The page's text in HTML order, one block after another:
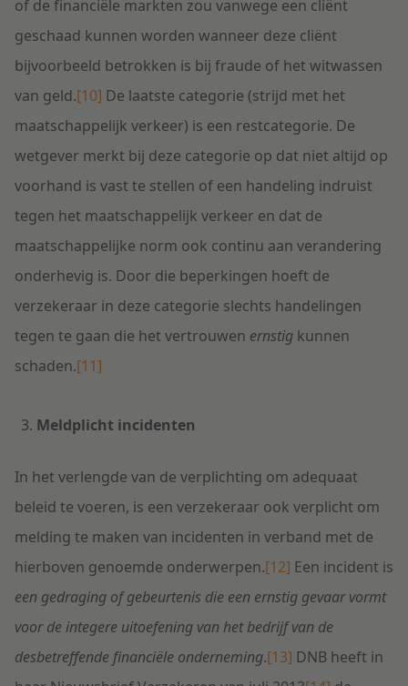
of de financiële markten zou vanwege een cliënt
geschaad kunnen worden wanneer deze cliënt
bijvoorbeeld betrokken is bij fraude of het witwassen
van geld.[10] De laatste categorie (strijd met het
maatschappelijk verkeer) is een restcategorie. De
wetgever merkt bij deze categorie op dat niet altijd op
voorhand is vast te stellen of een handeling indruist
tegen het maatschappelijk verkeer en dat de
maatschappelijke norm ook continu aan verandering
onderhevig is. Door die beperkingen hoeft de
verzekeraar in deze categorie slechts handelingen
tegen te gaan die het vertrouwen ernstig kunnen
schaden.[11]
Meldplicht incidenten
In het verlengde van de verplichting om adequaat
beleid te voeren, is een verzekeraar ook verplicht om
melding te maken van incidenten in verband met de
hierboven genoemde onderwerpen.[12] Een incident is
een gedraging of gebeurtenis die een ernstig gevaar vormt
voor de integere uitoefening van het bedrijf van de
desbetreffende financiële onderneming.[13] DNB heeft in